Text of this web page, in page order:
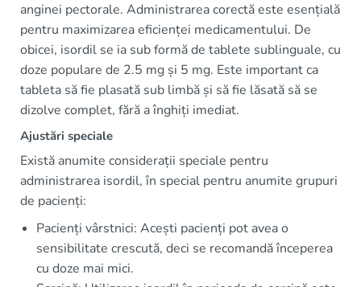
anginei pectorale. Administrarea corectă este esențială
pentru maximizarea eficienței medicamentului. De
obicei, isordil se ia sub formă de tablete sublinguale, cu
doze populare de 2.5 mg și 5 mg. Este important ca
tableta să fie plasată sub limbă și să fie lăsată să se
dizolve complet, fără a înghiți imediat.
Ajustări speciale
Există anumite considerații speciale pentru
administrarea isordil, în special pentru anumite grupuri
de pacienți:
Pacienți vârstnici: Acești pacienți pot avea o
sensibilitate crescută, deci se recomandă începerea
cu doze mai mici.